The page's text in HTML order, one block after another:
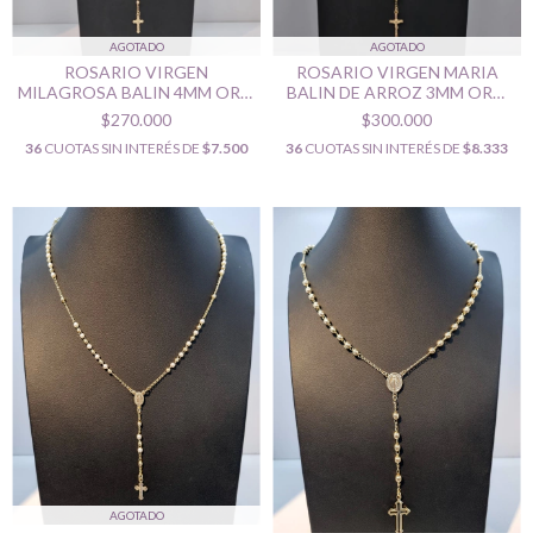
AGOTADO
ROSARIO VIRGEN
MILAGROSA BALIN 4MM ORO
LAMINADO 18K
$270.000
36 CUOTAS SIN INTERÉS DE $7.500
AGOTADO
ROSARIO VIRGEN MARIA
BALIN DE ARROZ 3MM ORO
LAMINADO 18K
$300.000
36 CUOTAS SIN INTERÉS DE $8.333
AGOTADO